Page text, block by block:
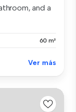
and a
60 m²
Ver más